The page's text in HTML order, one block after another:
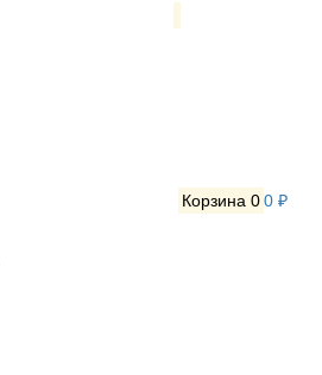
Корзина 00 ₽